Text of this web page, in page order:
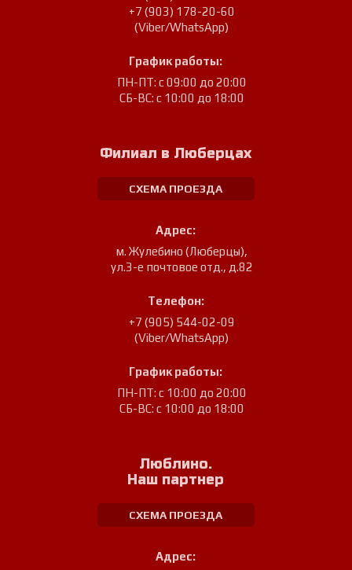
+7 (903) 178-20-60
(Viber/WhatsApp)
График работы:
ПН-ПТ: с 09:00 до 20:00
СБ-ВС: с 10:00 до 18:00
Филиал в Люберцах
СХЕМА ПРОЕЗДА
Адрес:
м. Жулебино (Люберцы),
ул.3-е почтовое отд., д.82
Телефон:
+7 (905) 544-02-09
(Viber/WhatsApp)
График работы:
ПН-ПТ: с 10:00 до 20:00
СБ-ВС: с 10:00 до 18:00
Люблино.
Наш партнер
СХЕМА ПРОЕЗДА
Адрес: